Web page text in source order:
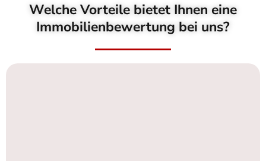
Welche Vorteile bietet Ihnen eine
Immobilienbewertung bei uns?